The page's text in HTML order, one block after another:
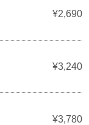
¥2,690
¥3,240
¥3,780